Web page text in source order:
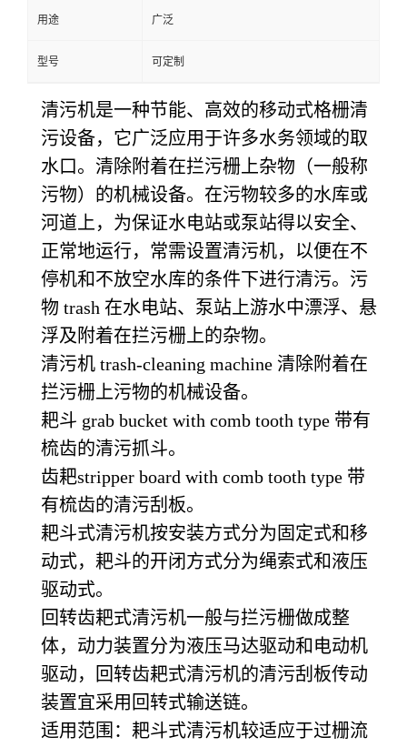
用途 广泛
型号 可定制
清污机是一种节能、高效的移动式格栅清
污设备，它广泛应用于许多水务领域的取
水口。清除附着在拦污栅上杂物（一般称
污物）的机械设备。在污物较多的水库或
河道上，为保证水电站或泵站得以安全、
正常地运行，常需设置清污机，以便在不
停机和不放空水库的条件下进行清污。污
物 trash 在水电站、泵站上游水中漂浮、悬
浮及附着在拦污栅上的杂物。
清污机 trash-cleaning machine 清除附着在
拦污栅上污物的机械设备。
耙斗 grab bucket with comb tooth type 带有
梳齿的清污抓斗。
齿耙stripper board with comb tooth type 带
有梳齿的清污刮板。
耙斗式清污机按安装方式分为固定式和移
动式，耙斗的开闭方式分为绳索式和液压
驱动式。
回转齿耙式清污机一般与拦污栅做成整
体，动力装置分为液压马达驱动和电动机
驱动，回转齿耙式清污机的清污刮板传动
装置宜采用回转式输送链。
适用范围：耙斗式清污机较适应于过栅流